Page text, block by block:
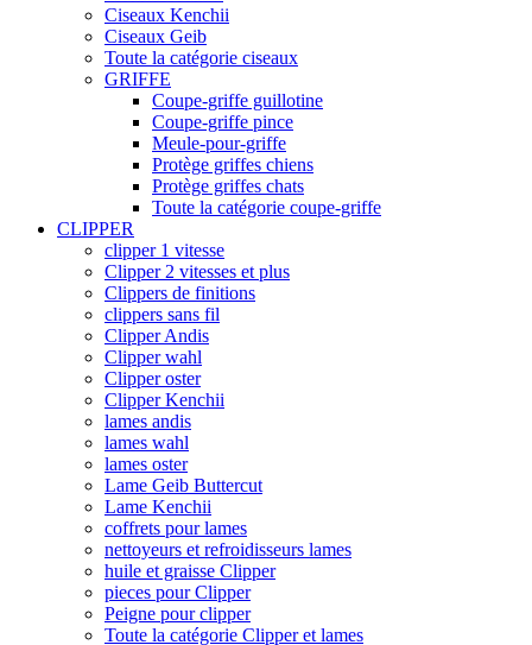
Ciseaux Kenchii
Ciseaux Geib
Toute la catégorie ciseaux
GRIFFE
Coupe-griffe guillotine
Coupe-griffe pince
Meule-pour-griffe
Protège griffes chiens
Protège griffes chats
Toute la catégorie coupe-griffe
CLIPPER
clipper 1 vitesse
Clipper 2 vitesses et plus
Clippers de finitions
clippers sans fil
Clipper Andis
Clipper wahl
Clipper oster
Clipper Kenchii
lames andis
lames wahl
lames oster
Lame Geib Buttercut
Lame Kenchii
coffrets pour lames
nettoyeurs et refroidisseurs lames
huile et graisse Clipper
pieces pour Clipper
Peigne pour clipper
Toute la catégorie Clipper et lames